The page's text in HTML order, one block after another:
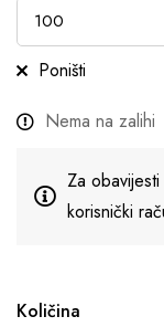
Poništi
Nema na zalihi
Za
korisnički
Količina